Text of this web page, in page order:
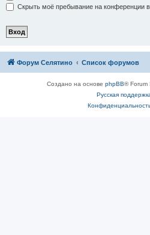
Скрыть моё пребывание на конференции в
Форум Селятино Список форумов
Создано на основе phpBB® Forum
Русская